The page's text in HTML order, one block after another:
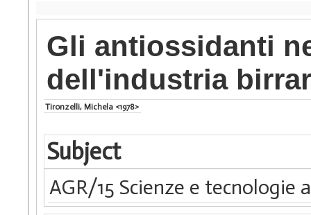
Gli antiossidanti
dell'industria
Tironzelli, Michela <1978>
Subject
AGR/15 Scienze e tecnologie